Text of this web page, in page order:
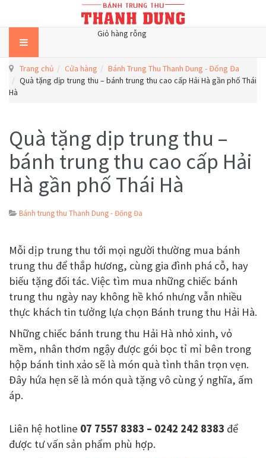
Giỏ hàng rỗng
Trang chủ Cửa hàng
Bánh Trung Thu Thanh Dung - Đống Đa
Quà tặng dịp trung thu – bánh trung thu cao cấp Hải Hà gần phố Thái
Hà
Quà tặng dịp trung thu –
bánh trung thu cao cấp Hải
Hà gần phố Thái Hà
Bánh trung thu Thanh Dung - Đống Đa
Mỗi dịp trung thu tới mọi người thường mua bánh
trung thu để thắp hương, cùng gia đình phá cỗ, hay
biếu tặng đối tác. Việc tìm mua những chiếc bánh
trung thu ngày nay không hề khó nhưng vẫn nhiều
thực khách tin tưởng lựa chọn Bánh trung thu Hải Hà.
Những chiếc bánh trung thu Hải Hà nhỏ xinh, vỏ
mềm, nhân thơm ngậy được gói bọc tỉ mỉ bên trong
hộp bánh tinh xảo sẽ là món quà tình thân trọn vẹn.
Đây hứa hẹn sẽ là món quà tặng vô cùng ý nghĩa, ấm
áp.
Liên hệ hotline 07 7557 8383 – 0242 242 8383 để
được tư vấn sản phẩm phù hợp.